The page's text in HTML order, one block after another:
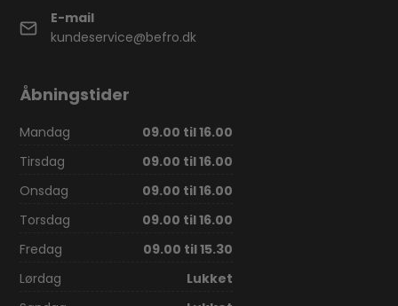
E-mail
kundeservice@befro.dk
Åbningstider
Mandag
09.00 til 16.00
Tirsdag
09.00 til 16.00
Onsdag
09.00 til 16.00
Torsdag
09.00 til 16.00
Fredag
09.00 til 15.30
Lørdag
Lukket